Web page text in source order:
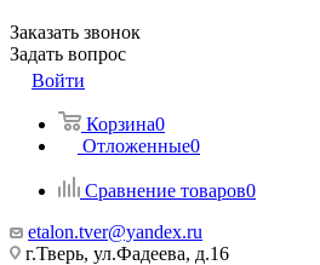
Заказать звонок
Задать вопрос
Войти
Корзина0
Отложенные0
Сравнение товаров0
etalon.tver@yandex.ru
г.Тверь, ул.Фадеева, д.16